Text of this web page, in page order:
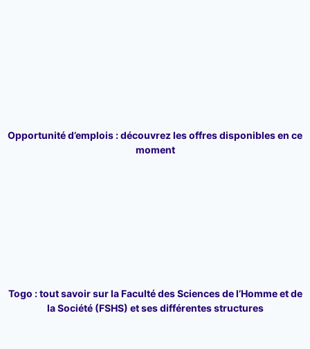
Opportunité d’emplois : découvrez les offres disponibles en ce
moment
Togo : tout savoir sur la Faculté des Sciences de l’Homme et de
la Société (FSHS) et ses différentes structures